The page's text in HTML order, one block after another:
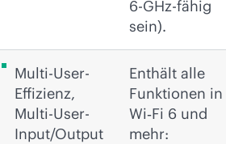
6-GHz-fähig
sein).
Multi-User-
Effizienz,
Multi-User-
Input/Output
Enthält alle
Funktionen in
Wi‑Fi 6 und
mehr: